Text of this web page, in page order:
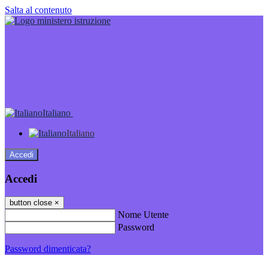
Salta al contenuto
Italiano
Italiano
Accedi
Accedi
button close ×
Nome Utente
Password
Password dimenticata?